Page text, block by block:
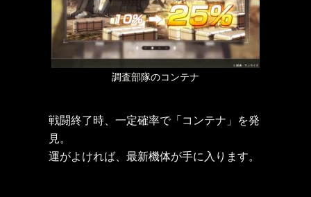
調査部隊のコンテナ
戦闘終了時、一定確率で「コンテナ」を発
見。
運がよければ、最新機体が手に入ります。